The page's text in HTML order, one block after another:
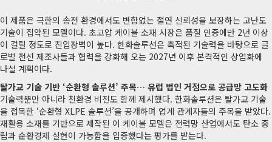
이 제품은 극한의 송전 환경에서도 변함없는 절연 신뢰성을 보장하는 고난도
기술이 집약된 모델이다. 초고압 케이블 소재 시장은 품질 인증에만 2년 이상
이 걸릴 정도로 진입장벽이 높다. 한화솔루션은 축적된 기술력을 바탕으로 글
로벌 전선 제조사들과 협력을 강화해 오는 2027년 이후 본격적인 상업화에
나설 계획이다.
탈가교 기술 기반 ‘순환형 솔루션’ 주목… 유럽 법인 거점으로 공급망 고도화
기술력뿐만 아니라 친환경 비전도 함께 제시했다. 한화솔루션은 탈가교 기술
을 접목한 ‘순환형 XLPE 솔루션’을 공개하며 업계 관계자들의 주목을 받았다.
재활용 소재를 기반으로 제작된 이 케이블 모델은 전력망 산업에서도 탄소 중
립과 순환경제 실현이 가능함을 입증했다는 평가를 받는다.